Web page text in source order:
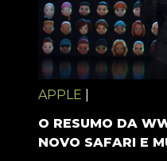
APPLE
O RESUMO DA
NOVO SAFARI E